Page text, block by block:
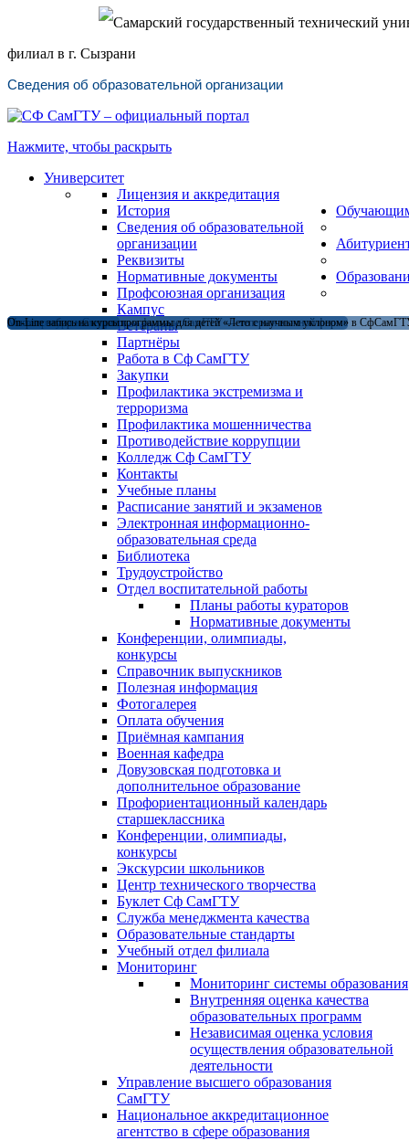
Самарский государственный технический
филиал в г. Сызрани
Сведения об образовательной организации
Нажмите, чтобы раскрыть
Университет
Лицензия и аккредитация
История
Сведения об образовательной
организации
Реквизиты
Нормативные документы
Профсоюзная организация
Кампус
Ветераны
Партнёры
Работа в Сф СамГТУ
Закупки
Профилактика экстремизма и
терроризма
Профилактика мошенничества
Противодействие коррупции
Колледж Сф СамГТУ
Контакты
Учебные планы
Расписание занятий и экзаменов
Электронная информационно-
образовательная среда
Библиотека
Трудоустройство
Отдел воспитательной работы
Планы работы кураторов
Нормативные документы
Конференции, олимпиады,
конкурсы
Справочник выпускников
Полезная информация
Фотогалерея
Оплата обучения
Приёмная кампания
Военная кафедра
Довузовская подготовка и
дополнительное образование
Профориентационный календарь
старшеклассника
Конференции, олимпиады,
конкурсы
Экскурсии школьников
Центр технического творчества
Буклет Сф СамГТУ
Служба менеджмента качества
Образовательные стандарты
Учебный отдел филиала
Мониторинг
Мониторинг системы образования
Внутренняя оценка качества
образовательных программ
Независимая оценка условия
осуществления образовательной
деятельности
Управление высшего образования
СамГТУ
Национальное аккредитационное
агентство в сфере образования
Магистратура в Сызранском филиале СамГТУ — теперь и в очной форме
Открыт набор на летние программы для детей «Лето с научным уклоном» в
On-Line запись на курсы